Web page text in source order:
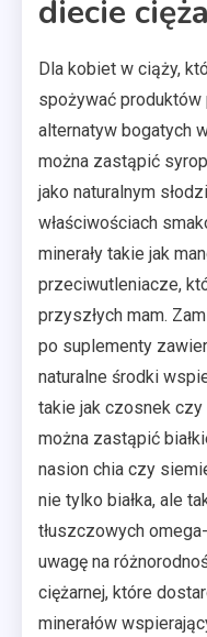
diecie
Dla kobiet w ciąży,
spożywać
alternatyw bogatych
można zastąpić
jako naturalnym
właściwościach
minerały takie jak
przeciwutleniacze,
przyszłych mam.
po suplementy
naturalne środki
takie jak czosnek czy
można zastąpić
nasion chia czy
nie tylko białka, ale
tłuszczowych
uwagę na
ciężarnej, które
minerałów